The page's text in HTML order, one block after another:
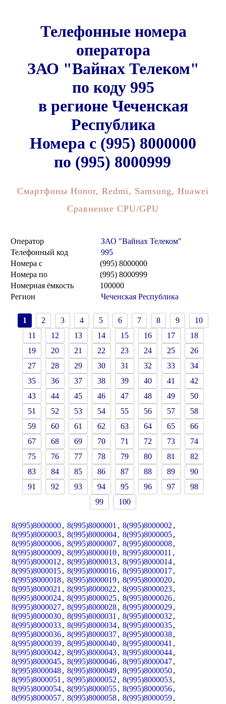
Телефонные номера
оператора
ЗАО "Вайнах Телеком"
по коду 995
в регионе Чеченская
Республика
Номера c (995) 8000000
по (995) 8000999
Смартфоны Honor, Redmi, Samsung, Huawei
Сравнение CPU/GPU
Оператор
ЗАО "Вайнах Телеком"
Телефонный код
995
Номера с
(995) 8000000
Номера по
(995) 8000999
Номерная ёмкость
100000
Регион
Чеченская Республика
1 2 3 4 5 6 7 8 9
10
11
12 13 14 15 16 17
18
19
20 21 22 23 24 25
26
27
28 29 30 31 32 33
34
35
36 37 38 39 40 41
42
43
44 45 46 47 48 49
50
51
52 53 54 55 56 57
58
59
60 61 62 63 64 65
66
67
68 69 70 71 72 73
74
75
76 77 78 79 80 81
82
83
84 85 86 87 88 89
90
91
92 93 94 95 96 97
98
99
100
8(995)8000000, 8(995)8000001 , 8(995)8000002 ,
8(995)8000003, 8(995)8000004, 8(995)8000005,
8(995)8000006, 8(995)8000007, 8(995)8000008,
8(995)8000009, 8(995)8000010, 8(995)8000011 ,
8(995)8000012 , 8(995)8000013, 8(995)8000014,
8(995)8000015, 8(995)8000016, 8(995)8000017,
8(995)8000018, 8(995)8000019, 8(995)8000020,
8(995)8000021 , 8(995)8000022 , 8(995)8000023,
8(995)8000024, 8(995)8000025, 8(995)8000026,
8(995)8000027, 8(995)8000028, 8(995)8000029,
8(995)8000030, 8(995)8000031 , 8(995)8000032 ,
8(995)8000033, 8(995)8000034, 8(995)8000035,
8(995)8000036, 8(995)8000037, 8(995)8000038,
8(995)8000039, 8(995)8000040, 8(995)8000041 ,
8(995)8000042 , 8(995)8000043, 8(995)8000044,
8(995)8000045, 8(995)8000046, 8(995)8000047,
8(995)8000048, 8(995)8000049, 8(995)8000050,
8(995)8000051 , 8(995)8000052 , 8(995)8000053,
8(995)8000054, 8(995)8000055, 8(995)8000056,
8(995)8000057, 8(995)8000058, 8(995)8000059,